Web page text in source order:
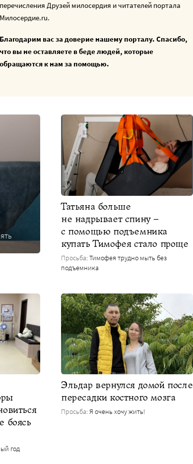
перечисления Друзей милосердия и читателей портала
Милосердие.ru.
Благодарим вас за доверие нашему порталу. Спасибо,
что вы не оставляете в беде людей, которые
обращаются к нам за помощью.
Татьяна больше
не надрывает спину –
с помощью подъемника
купать Тимофея стало проще
Просьба: Тимофея трудно мыть без
подъемника
боясь
год
Эльдар вернулся домой после
пересадки костного мозга
Просьба: Я очень хочу жить!